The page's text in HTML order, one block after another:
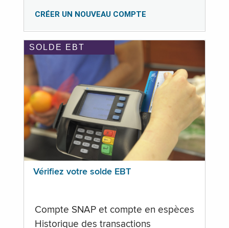
CRÉER UN NOUVEAU COMPTE
SOLDE EBT
Vérifiez votre solde EBT
Compte SNAP et compte en espèces
Historique des transactions